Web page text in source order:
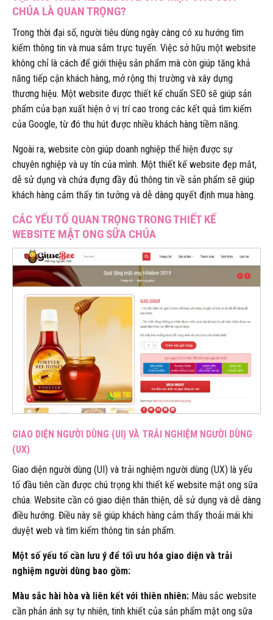
CHÚA LÀ QUAN TRỌNG?
Trong thời đại số, người tiêu dùng ngày càng có xu hướng tìm
kiếm thông tin và mua sắm trực tuyến. Việc sở hữu một website
không chỉ là cách để giới thiệu sản phẩm mà còn giúp tăng khả
năng tiếp cận khách hàng, mở rộng thị trường và xây dựng
thương hiệu. Một website được thiết kế chuẩn SEO sẽ giúp sản
phẩm của bạn xuất hiện ở vị trí cao trong các kết quả tìm kiếm
của Google, từ đó thu hút được nhiều khách hàng tiềm năng.
Ngoài ra, website còn giúp doanh nghiệp thể hiện được sự
chuyên nghiệp và uy tín của mình. Một thiết kế website đẹp mắt,
dễ sử dụng và chứa đựng đầy đủ thông tin về sản phẩm sẽ giúp
khách hàng cảm thấy tin tưởng và dễ dàng quyết định mua hàng.
CÁC YẾU TỐ QUAN TRỌNG TRONG THIẾT KẾ
WEBSITE MẬT ONG SỮA CHÚA
GIAO DIỆN NGƯỜI DÙNG (UI) VÀ TRẢI NGHIỆM NGƯỜI DÙNG
(UX)
Giao diện người dùng (UI) và trải nghiệm người dùng (UX) là yếu
tố đầu tiên cần được chú trọng khi thiết kế website mật ong sữa
chúa. Website cần có giao diện thân thiện, dễ sử dụng và dễ dàng
điều hướng. Điều này sẽ giúp khách hàng cảm thấy thoải mái khi
duyệt web và tìm kiếm thông tin sản phẩm.
Một số yếu tố cần lưu ý để tối ưu hóa giao diện và trải
nghiệm người dùng bao gồm:
Màu sắc hài hòa và liên kết với thiên nhiên: Màu sắc website
cần phản ánh sự tự nhiên, tinh khiết của sản phẩm mật ong sữa